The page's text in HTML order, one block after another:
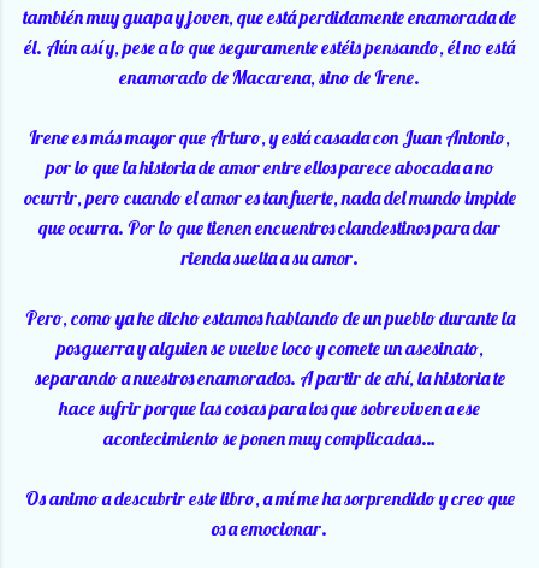
también muy guapa y joven, que está perdidamente enamorada de
él. Aún así y, pese a lo que seguramente estéis pensando, él no está
enamorado de Macarena, sino de Irene.
Irene es más mayor que Arturo, y está casada con Juan Antonio,
por lo que la historia de amor entre ellos parece abocada a no
ocurrir, pero cuando el amor es tan fuerte, nada del mundo impide
que ocurra. Por lo que tienen encuentros clandestinos para dar
rienda suelta a su amor.
Pero, como ya he dicho estamos hablando de un pueblo durante la
posguerra y alguien se vuelve loco y comete un asesinato,
separando a nuestros enamorados. A partir de ahí, la historia te
hace sufrir porque las cosas para los que sobreviven a ese
acontecimiento se ponen muy complicadas…
Os animo a descubrir este libro, a mí me ha sorprendido y creo que
os a emocionar.